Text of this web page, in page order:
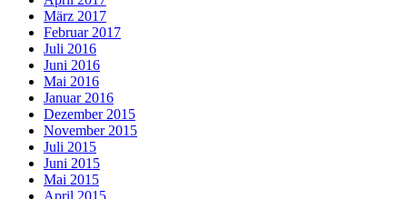
März 2017
Februar 2017
Juli 2016
Juni 2016
Mai 2016
Januar 2016
Dezember 2015
November 2015
Juli 2015
Juni 2015
Mai 2015